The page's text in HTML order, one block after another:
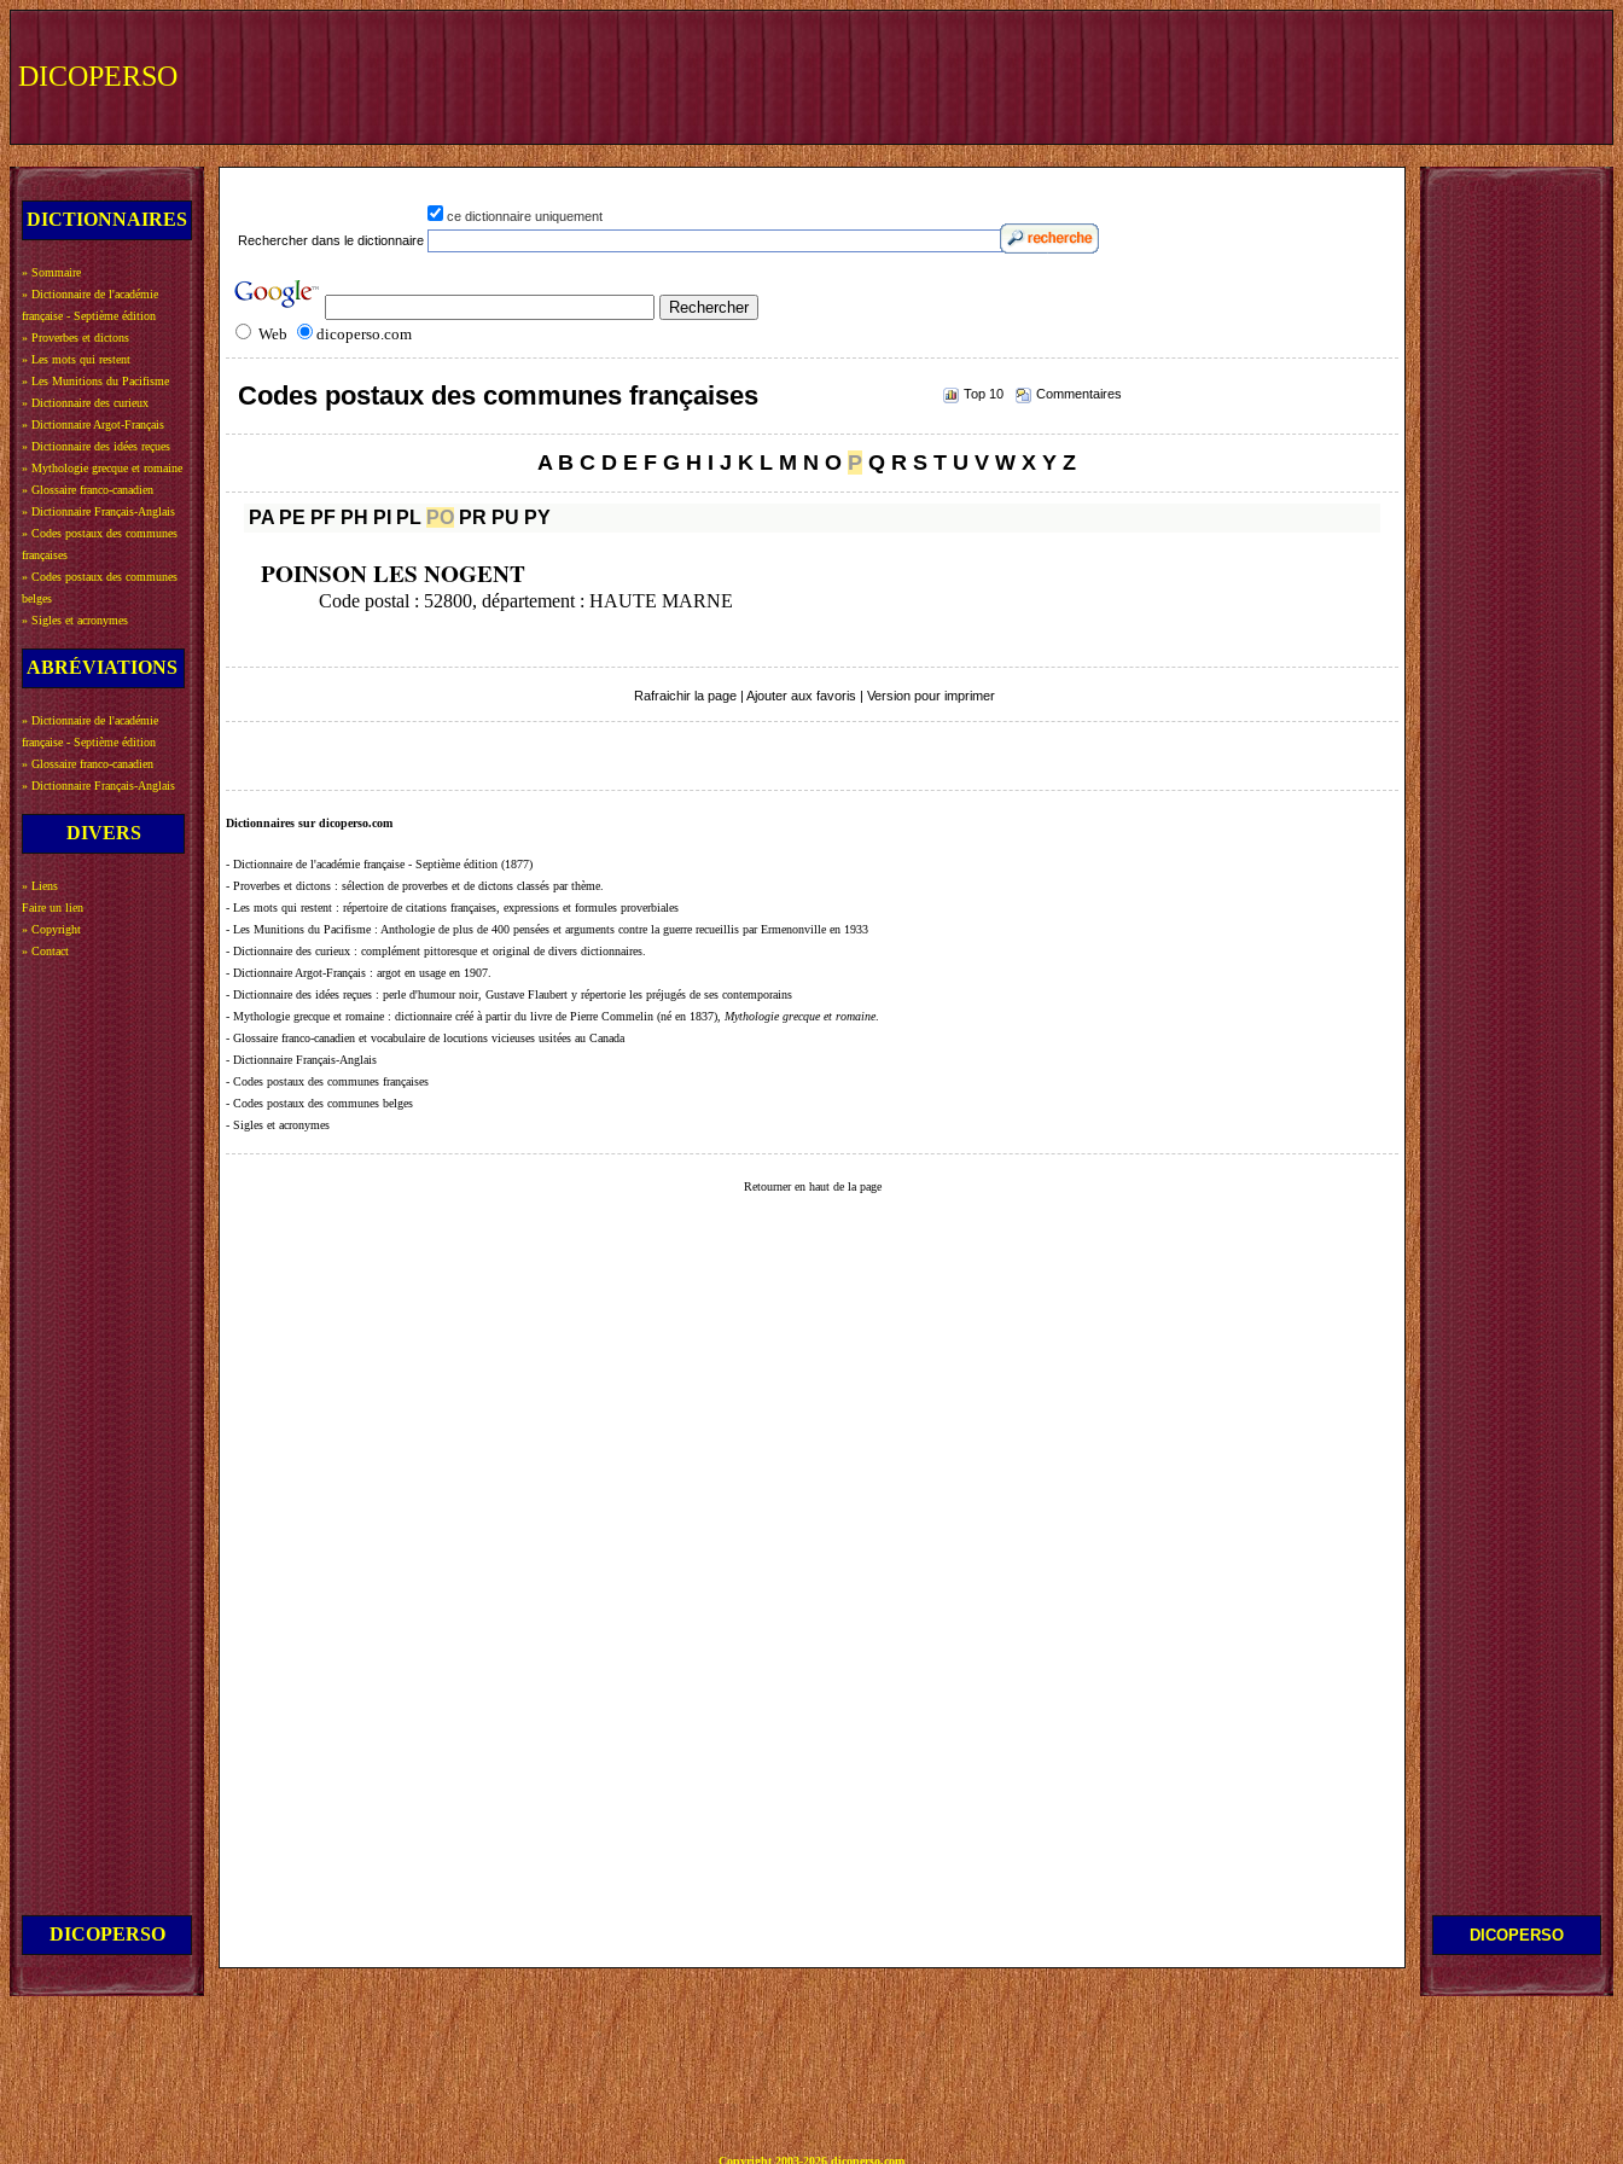
DICOPERSO
DICTIONNAIRES
» Sommaire
» Dictionnaire de l'académie
française - Septième édition
» Proverbes et dictons
» Les mots qui restent
» Les Munitions du Pacifisme
» Dictionnaire des curieux
» Dictionnaire Argot-Français
» Dictionnaire des idées reçues
» Mythologie grecque et romaine
» Glossaire franco-canadien
» Dictionnaire Français-Anglais
» Codes postaux des communes
françaises
» Codes postaux des communes
belges
» Sigles et acronymes
ABRÉVIATIONS
» Dictionnaire de l'académie
française - Septième édition
» Glossaire franco-canadien
» Dictionnaire Français-Anglais
DIVERS
» Liens
Faire un lien
» Copyright
» Contact
DICOPERSO
ce dictionnaire uniquement
Rechercher dans le dictionnaire
Web dicoperso.com
Codes postaux des communes françaises Top 10 Commentaires
A B C D E F G H I J K L M N O P Q R S T U V W X Y Z
PA PE PF PH PI PL PO PR PU PY
POINSON LES NOGENT
Code postal : 52800, département : HAUTE MARNE
Rafraichir la page | Ajouter aux favoris | Version pour imprimer
Dictionnaires sur dicoperso.com
- Dictionnaire de l'académie française - Septième édition (1877)
- Proverbes et dictons : sélection de proverbes et de dictons classés par thème.
- Les mots qui restent : répertoire de citations françaises, expressions et formules proverbiales
- Les Munitions du Pacifisme : Anthologie de plus de 400 pensées et arguments contre la guerre recueillis par Ermenonville en 1933
- Dictionnaire des curieux : complément pittoresque et original de divers dictionnaires.
- Dictionnaire Argot-Français : argot en usage en 1907.
- Dictionnaire des idées reçues : perle d'humour noir, Gustave Flaubert y répertorie les préjugés de ses contemporains
- Mythologie grecque et romaine : dictionnaire créé à partir du livre de Pierre Commelin (né en 1837), Mythologie grecque et romaine.
- Glossaire franco-canadien et vocabulaire de locutions vicieuses usitées au Canada
- Dictionnaire Français-Anglais
- Codes postaux des communes françaises
- Codes postaux des communes belges
- Sigles et acronymes
Retourner en haut de la page
DICOPERSO
Copyright 2003-2026 dicoperso.com